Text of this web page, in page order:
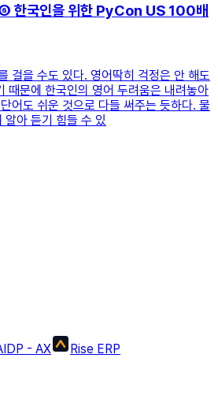
한국인을 위한 PyCon US 100배
걸을 수도 있다. 영어딱히 걱정은 안 해도
때문에 한국인의 영어 두려움은 내려놓아
어도 쉬운 것으로 다들 써주는 듯하다. 물
알아 듣기 힘들 수 있
- AX Rise ERP